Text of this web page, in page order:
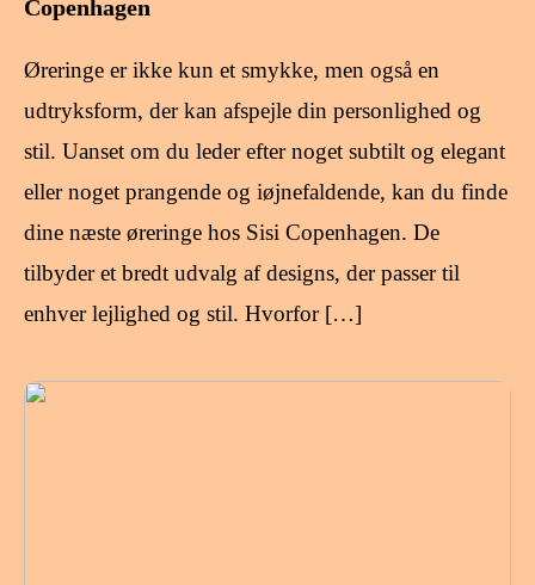
Copenhagen
Øreringe er ikke kun et smykke, men også en
udtryksform, der kan afspejle din personlighed og
stil. Uanset om du leder efter noget subtilt og elegant
eller noget prangende og iøjnefaldende, kan du finde
dine næste øreringe hos Sisi Copenhagen. De
tilbyder et bredt udvalg af designs, der passer til
enhver lejlighed og stil. Hvorfor […]